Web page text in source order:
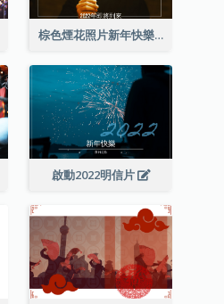
棕色煙花照片新年快樂明信片
啟動2022明信片